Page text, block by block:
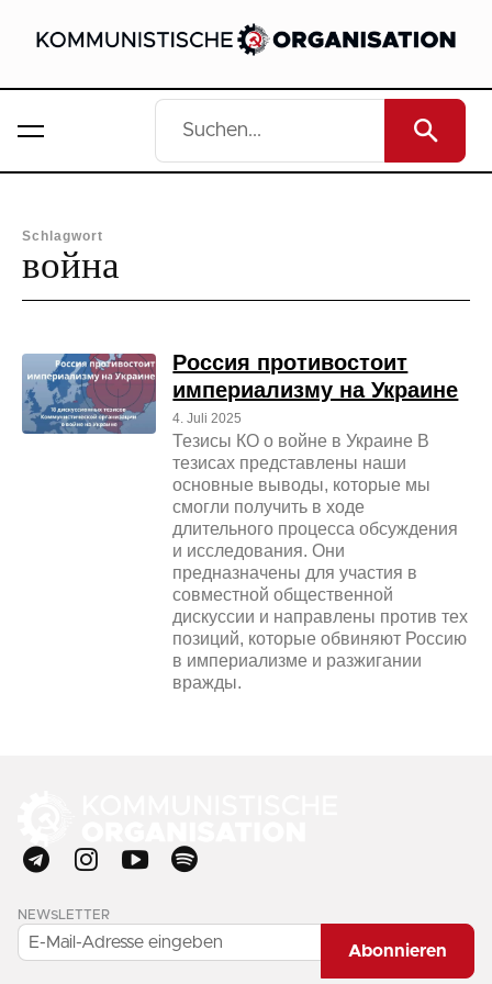
Schlagwort
война
Россия противостоит
империализму на Украине
4. Juli 2025
Тезисы КО о войне в Украине В
тезисах представлены наши
основные выводы, которые мы
смогли получить в ходе
длительного процесса обсуждения
и исследования. Они
предназначены для участия в
совместной общественной
дискуссии и направлены против тех
позиций, которые обвиняют Россию
в империализме и разжигании
вражды.
NEWSLETTER
Abonnieren